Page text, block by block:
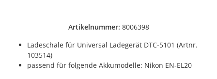
Artikelnummer: 8006398
Ladeschale für Universal Ladegerät DTC-5101 (Artnr.
103514)
passend für folgende Akkumodelle: Nikon EN-EL20